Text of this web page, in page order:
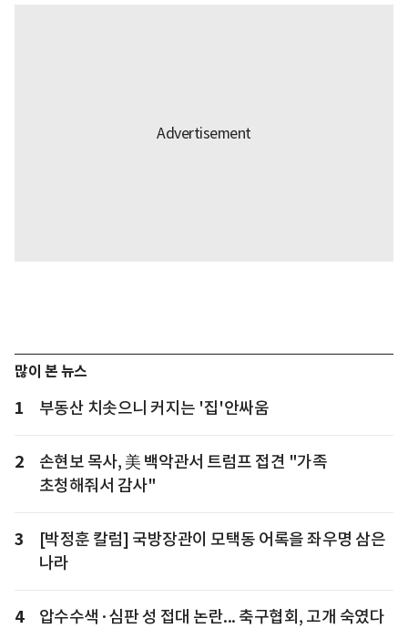
많이 본 뉴스
1 부동산 치솟으니 커지는 '집'안싸움
2
손현보 목사, 美 백악관서 트럼프 접견 "가족
초청해줘서 감사"
3
[박정훈 칼럼] 국방장관이 모택동 어록을 좌우명 삼은
나라
4 압수수색·심판 성 접대 논란... 축구협회, 고개 숙였다